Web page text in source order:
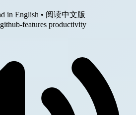
in English • 阅读中文版
github-features productivity